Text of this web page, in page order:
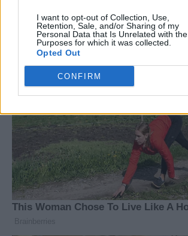
I want to opt-out of Collection, Use,
Retention, Sale, and/or Sharing of my
Personal Data that Is Unrelated with the
Purposes for which it was collected.
Opted Out
CONFIRM